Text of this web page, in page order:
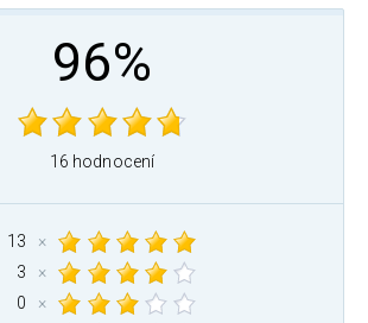
96%
16 hodnocení
13
×
3
×
0
×